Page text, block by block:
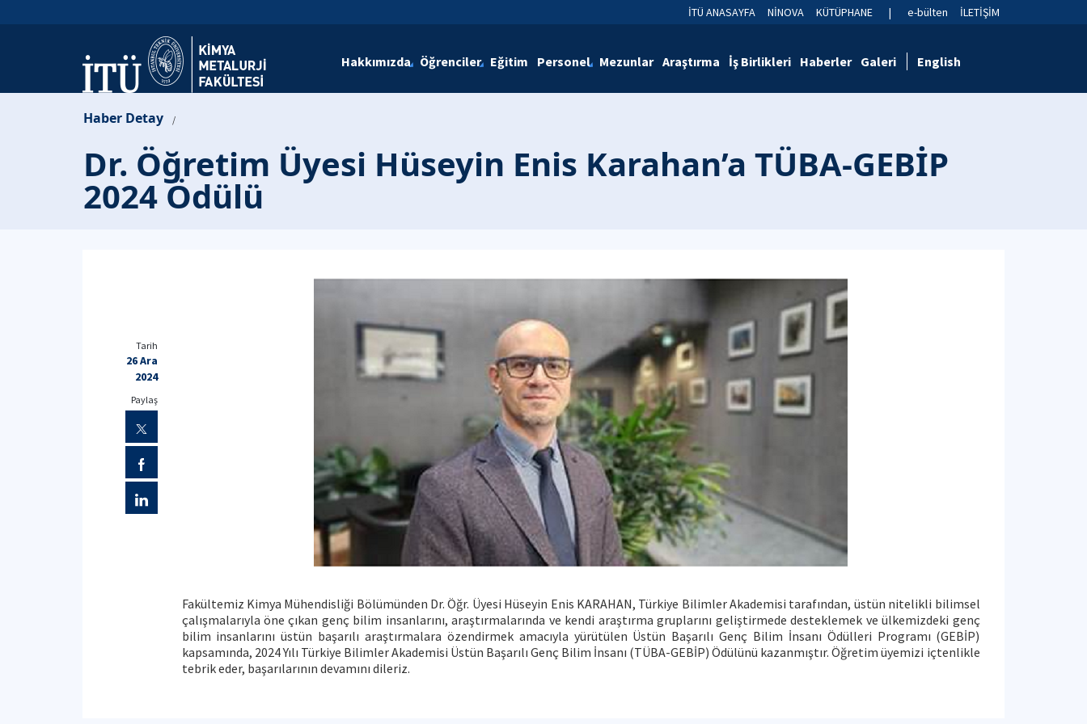
İTÜ ANASAYFA NİNOVA KÜTÜPHANE | e-bülten İLETİŞİM
Hakkımızda Öğrenciler Eğitim Personel Mezunlar Araştırma İş Birlikleri Haberler Galeri English
Haber Detay /
Dr. Öğretim Üyesi Hüseyin Enis Karahan’a TÜBA-GEBİP
2024 Ödülü
Fakültemiz Kimya Mühendisliği Bölümünden Dr. Öğr. Üyesi Hüseyin Enis KARAHAN, Türkiye Bilimler Akademisi tarafından, üstün nitelikli bilimsel
çalışmalarıyla öne çıkan genç bilim insanlarını, araştırmalarında ve kendi araştırma gruplarını geliştirmede desteklemek ve ülkemizdeki genç
bilim insanlarını üstün başarılı araştırmalara özendirmek amacıyla yürütülen Üstün Başarılı Genç Bilim İnsanı Ödülleri Programı (GEBİP)
kapsamında, 2024 Yılı Türkiye Bilimler Akademisi Üstün Başarılı Genç Bilim İnsanı (TÜBA-GEBİP) Ödülünü kazanmıştır. Öğretim üyemizi içtenlikle
tebrik eder, başarılarının devamını dileriz.
Tarih
26 Ara
2024
Paylaş